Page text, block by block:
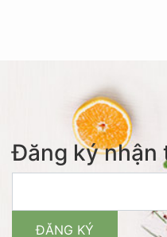
Đăng ký nhận